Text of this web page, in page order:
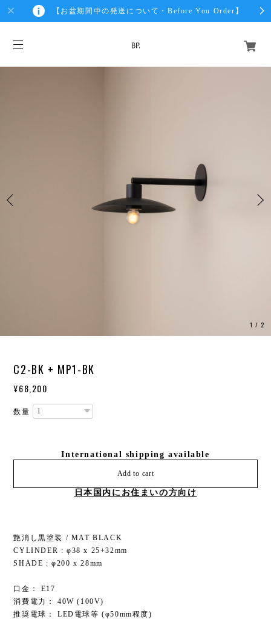
【お盆期間中の発送について・Before You Order】
1 /2
C2-BK + MP1-BK
¥68,200
数量
International shipping available
Add to cart
日本国内にお住まいの方向け
艶消し黒塗装 / MAT BLACK
CYLINDER : φ38 x 25+32mm
SHADE : φ200 x 28mm
口金： E17
消費電力： 40W (100V)
推奨電球： LED電球等 (φ50mm程度)